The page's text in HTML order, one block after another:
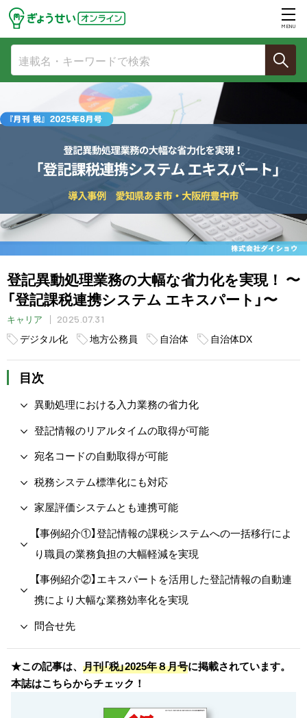
MENU
登記異動処理業務の大幅な省力化を実現！ 〜
「登記課税連携システム エキスパート」〜
キャリア
2025.07.31
デジタル化
地方公務員 自治体 自治体DX
目次
異動処理における入力業務の省力化
登記情報のリアルタイムの取得が可能
宛名コードの自動取得が可能
税務システム標準化にも対応
家屋評価システムとも連携可能
【事例紹介①】登記情報の課税システムへの一括移行によ
り職員の業務負担の大幅軽減を実現
【事例紹介②】エキスパートを活用した登記情報の自動連
携により大幅な業務効率化を実現
問合せ先
★この記事は、 月刊「税」2025年８月号に掲載されています。
本誌はこちらからチェック！